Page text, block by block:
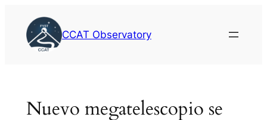
content
CCAT Observatory
Nuevo megatelescopio se